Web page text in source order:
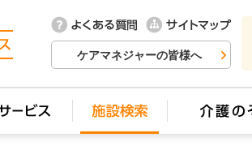
ケアマネジャーの皆様へ